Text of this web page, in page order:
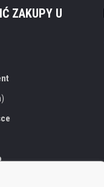
ZAKUPY U